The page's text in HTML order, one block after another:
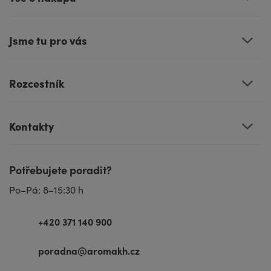
Jsme tu pro vás
Rozcestník
Kontakty
Potřebujete poradit?
Po–Pá: 8–15:30 h
+420 371 140 900
poradna@aromakh.cz